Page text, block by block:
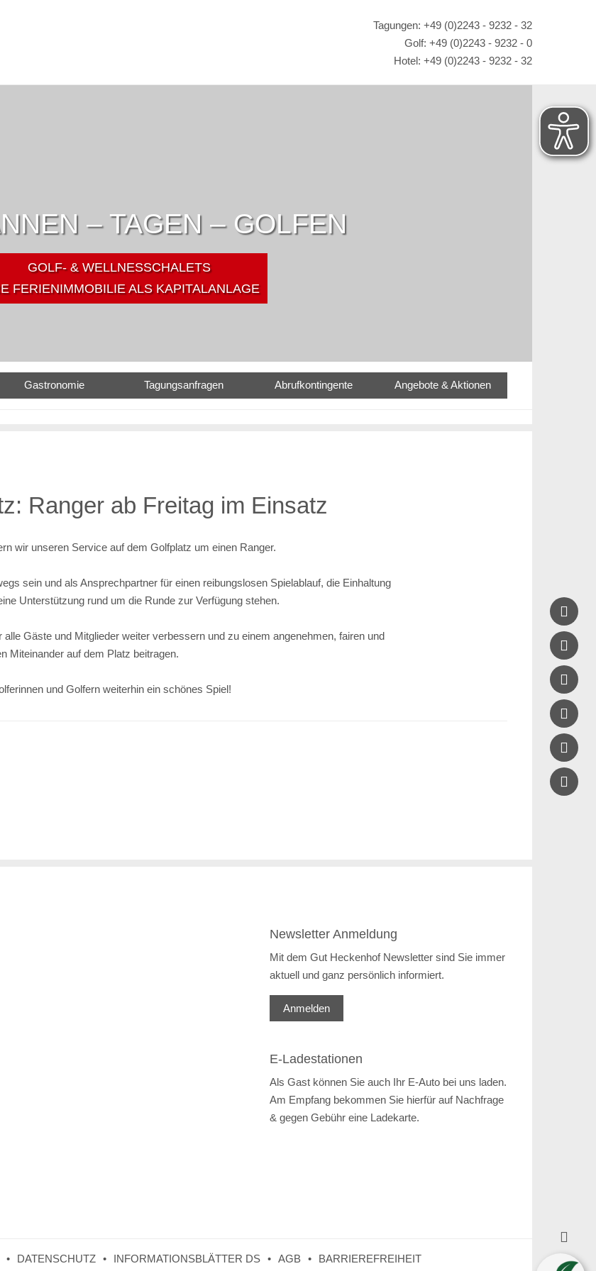
Tagungen: +49 (0)2243 - 9232 - 32
Golf: +49 (0)2243 - 9232 - 0
Hotel: +49 (0)2243 - 9232 - 32
– TAGEN – GOLFEN
GOLF- & WELLNESSCHALETS
FERIENIMMOBILIE ALS KAPITALANLAGE
Gastronomie Tagungsanfragen Abrufkontingente Angebote & Aktionen
Ranger ab Freitag im Einsatz
wir unseren Service auf dem Golfplatz um einen Ranger.
sein und als Ansprechpartner für einen reibungslosen Spielablauf, die Einhaltung
Unterstützung rund um die Runde zur Verfügung stehen.
Gäste und Mitglieder weiter verbessern und zu einem angenehmen, fairen und
Miteinander auf dem Platz beitragen.
und Golfern weiterhin ein schönes Spiel!
Newsletter Anmeldung
Mit dem Gut Heckenhof Newsletter sind Sie immer
aktuell und ganz persönlich informiert.
Anmelden
E-Ladestationen
Als Gast können Sie auch Ihr E-Auto bei uns laden.
Am Empfang bekommen Sie hierfür auf Nachfrage
& gegen Gebühr eine Ladekarte.
DATENSCHUTZ INFORMATIONSBLÄTTER DS AGB BARRIEREFREIHEIT






